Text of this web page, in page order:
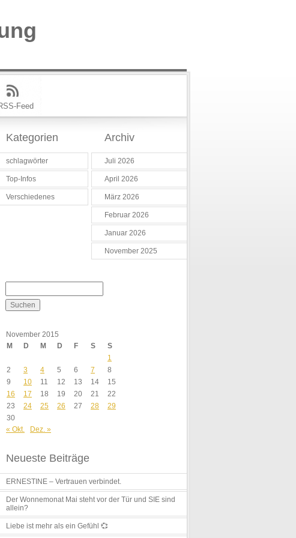
Feed
Kategorien
schlagwörter
Top-Infos
Verschiedenes
Archiv
Juli 2026
April 2026
März 2026
Februar 2026
Januar 2026
November 2025
November 2015
M
D M D F S
S
1
2
3 4 5 6 7
8
9
10 11 12 13 14
15
16
17 18 19 20 21
22
23
24 25 26 27 28
29
30
« Okt.
Dez. »
Neueste Beiträge
ERNESTINE – Vertrauen verbindet.
Der Wonnemonat Mai steht vor der Tür und SIE sind
allein?
Liebe ist mehr als ein Gefühl 💞